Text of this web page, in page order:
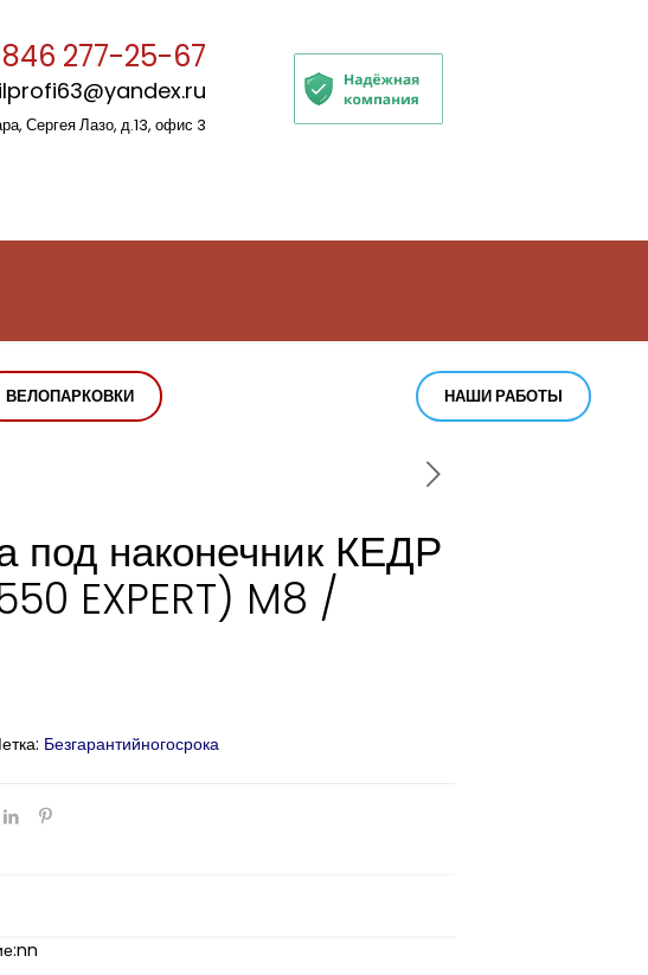
277-25-67
Сергея Лазо, д.13, офис 3
ВЕЛОПАРКОВКИ НАШИ РАБОТЫ
под наконечник КЕДР
EXPERT) M8 /
Безгарантийногосрока